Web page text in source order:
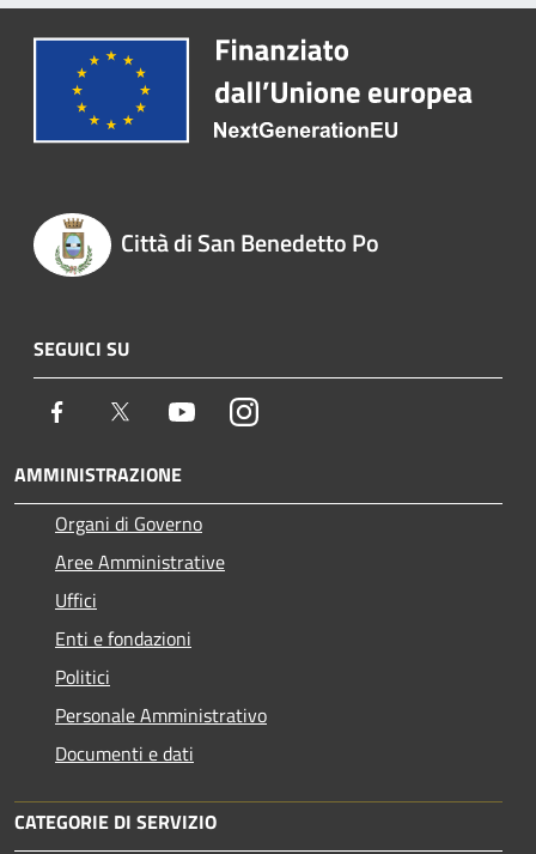
Città di San Benedetto Po
SEGUICI SU
Facebook Twitter YoutubeInstagram
AMMINISTRAZIONE
Organi di Governo
Aree Amministrative
Uffici
Enti e fondazioni
Politici
Personale Amministrativo
Documenti e dati
CATEGORIE DI SERVIZIO